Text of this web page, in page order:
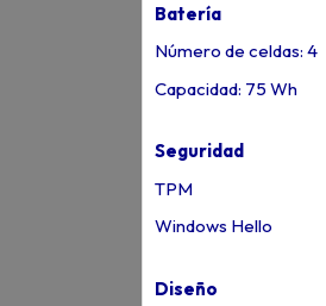
Batería
Número de celdas: 4
Capacidad: 75 Wh
Seguridad
TPM
Windows Hello
Diseño